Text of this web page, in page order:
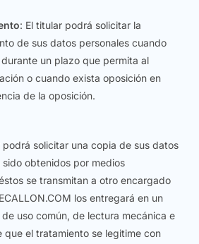
: El titular podrá solicitar la
de sus datos personales cuando
un plazo que permita al
o cuando exista oposición en
de la oposición.
podrá solicitar una copia de sus datos
obtenidos por medios
se transmitan a otro encargado
los entregará en un
uso común, de lectura mecánica e
que el tratamiento se legitime con